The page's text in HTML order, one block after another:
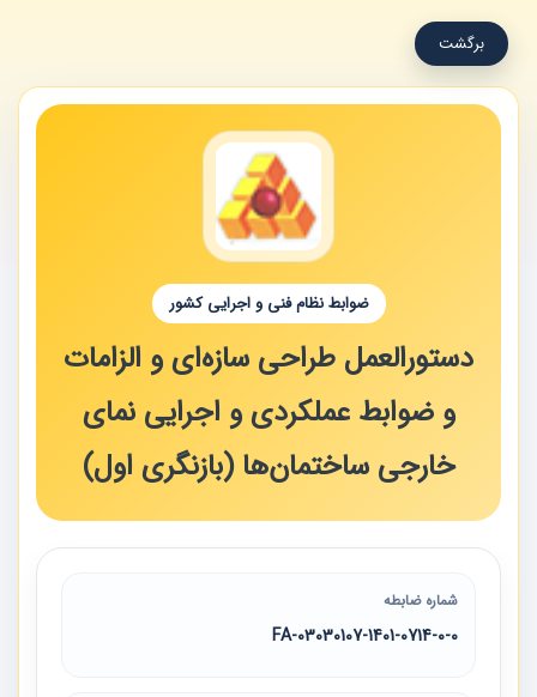
برگشت
ضوابط نظام فنی و اجرایی کشور
دستورالعمل طراحی سازه‌ای و الزامات
و ضوابط عملکردی و اجرایی نمای
خارجی ساختمان‌ها (بازنگری اول)
شماره ضابطه
03030107-1401-0714-0-0-FA